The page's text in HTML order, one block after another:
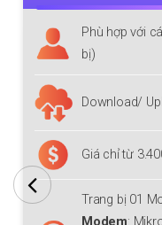
Phù hợp với
bị )
Download/
Giá chỉ từ
Trang bị 01